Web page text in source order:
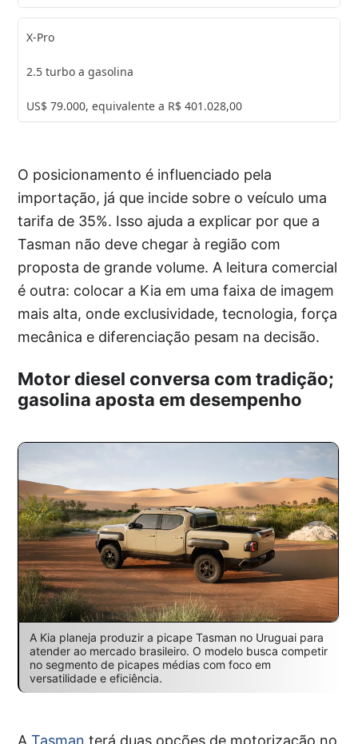
X-Pro
2.5 turbo a gasolina
US$ 79.000, equivalente a R$ 401.028,00
O posicionamento é influenciado pela
importação, já que incide sobre o veículo uma
tarifa de 35%. Isso ajuda a explicar por que a
Tasman não deve chegar à região com
proposta de grande volume. A leitura comercial
é outra: colocar a Kia em uma faixa de imagem
mais alta, onde exclusividade, tecnologia, força
mecânica e diferenciação pesam na decisão.
Motor diesel conversa com tradição;
gasolina aposta em desempenho
A Kia planeja produzir a picape Tasman no Uruguai para
atender ao mercado brasileiro. O modelo busca competir
no segmento de picapes médias com foco em
versatilidade e eficiência.